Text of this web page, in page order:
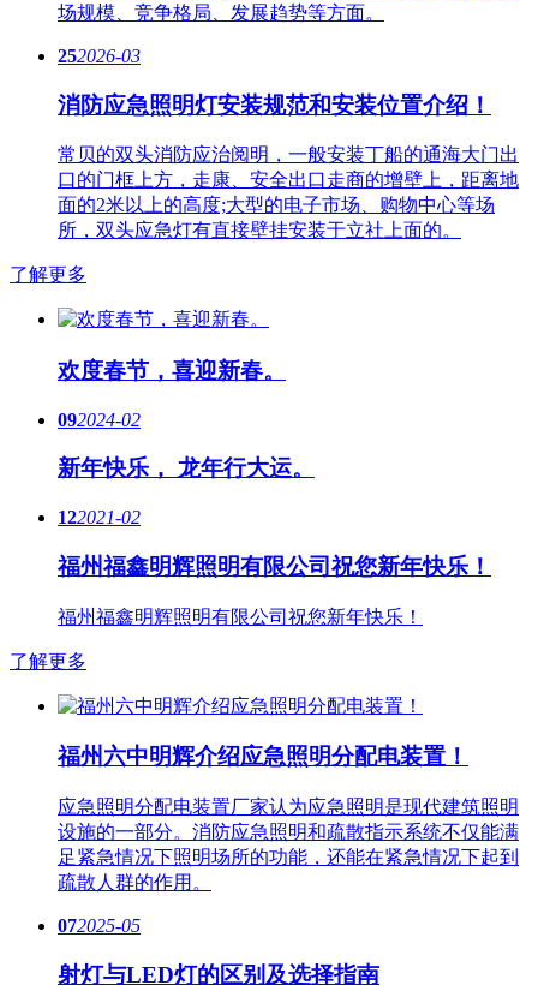
场规模、竞争格局、发展趋势等方面。
252026-03
消防应急照明灯安装规范和安装位置介绍！
常贝的双头消防应治阅明，一般安装丁船的通海大门出
口的门框上方，走康、安全出口走商的增壁上，距离地
面的2米以上的高度;大型的电子市场、购物中心等场
所，双头应急灯有直接壁挂安装于立社上面的。
了解更多
欢度春节，喜迎新春。
092024-02
新年快乐， 龙年行大运。
122021-02
福州福鑫明辉照明有限公司祝您新年快乐！
福州福鑫明辉照明有限公司祝您新年快乐！
了解更多
福州六中明辉介绍应急照明分配电装置！
应急照明分配电装置厂家认为应急照明是现代建筑照明
设施的一部分。消防应急照明和疏散指示系统不仅能满
足紧急情况下照明场所的功能，还能在紧急情况下起到
疏散人群的作用。
072025-05
射灯与LED灯的区别及选择指南